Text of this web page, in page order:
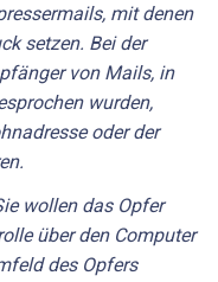
mit denen
setzen. Bei der
von Mails, in
wurden,
oder der
wollen das Opfer
über den Computer
des Opfers